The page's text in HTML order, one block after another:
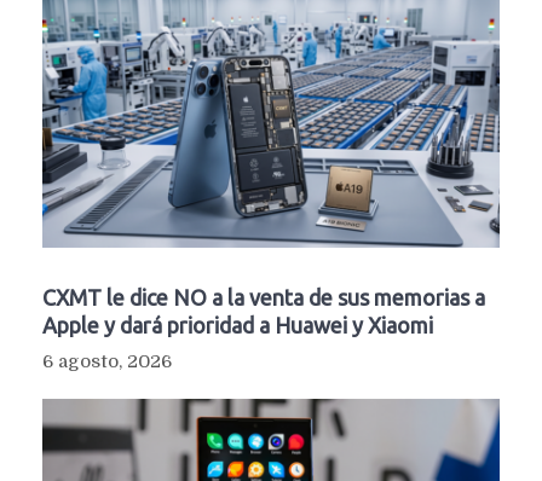
CXMT le dice NO a la venta de sus memorias a
Apple y dará prioridad a Huawei y Xiaomi
6 agosto, 2026